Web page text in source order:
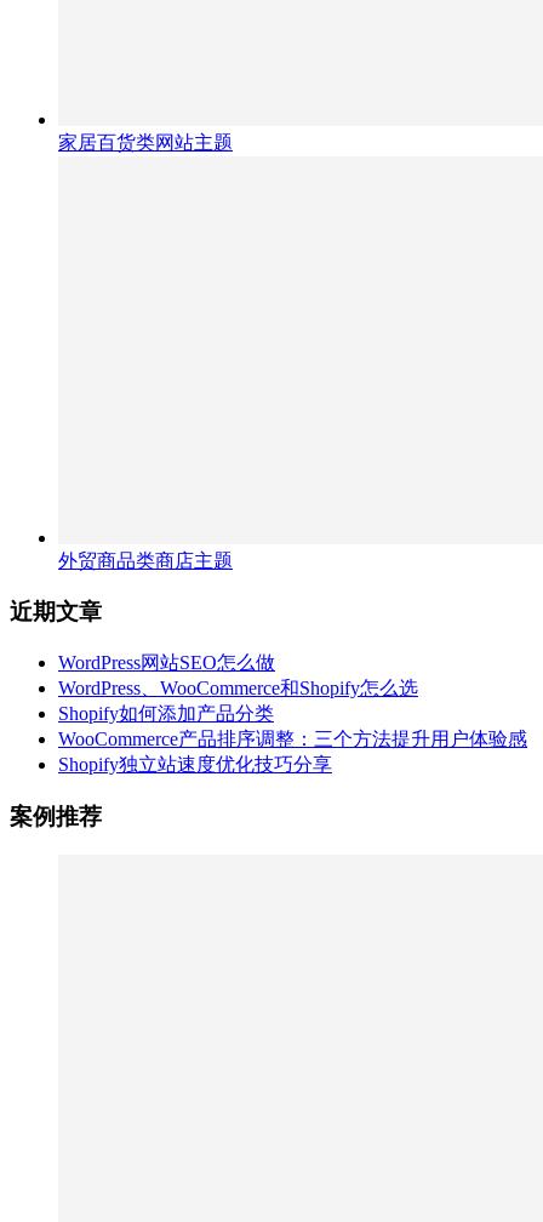
家居百货类网站主题
外贸商品类商店主题
近期文章
WordPress网站SEO怎么做
WordPress、WooCommerce和Shopify怎么选
Shopify如何添加产品分类
WooCommerce产品排序调整：三个方法提升用户体验感
Shopify独立站速度优化技巧分享
案例推荐